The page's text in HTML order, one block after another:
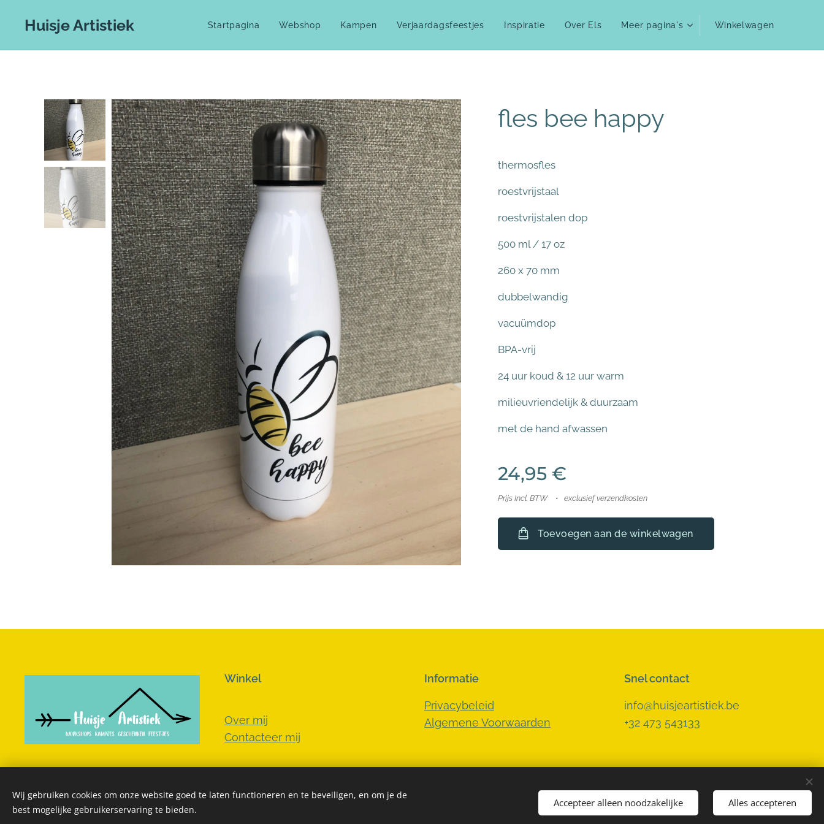
Huisje Artistiek Startpagina Webshop Kampen Verjaardagsfeestjes Inspiratie Over Els Meer pagina's Winkelwagen
fles bee happy
thermosfles
roestvrijstaal
roestvrijstalen dop
500 ml / 17 oz
260 x 70 mm
dubbelwandig
vacuümdop
BPA-vrij
24 uur koud & 12 uur warm
milieuvriendelijk & duurzaam
met de hand afwassen
24,95 €
Prijs Incl. BTW exclusief verzendkosten
Toevoegen aan de winkelwagen
Winkel
Over mij
Contacteer mij
Informatie
Privacybeleid
Algemene Voorwaarden
Snel contact
info@huisjeartistiek.be
+32 473 543133
Wij gebruiken cookies om onze website goed te laten functioneren en te beveiligen, en om je de
best mogelijke gebruikerservaring te bieden.
Accepteer alleen noodzakelijke Alles accepteren